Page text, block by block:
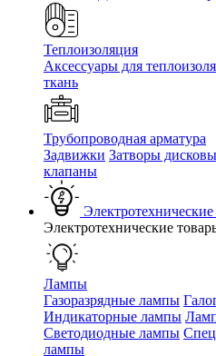
Теплоизоляция
Аксессуары для
ткань
Трубопроводная арматура
Задвижки Затворы
клапаны
Электротехнические
Лампы
Газоразрядные лампы
Индикаторные лампы
Светодиодные лампы
лампы